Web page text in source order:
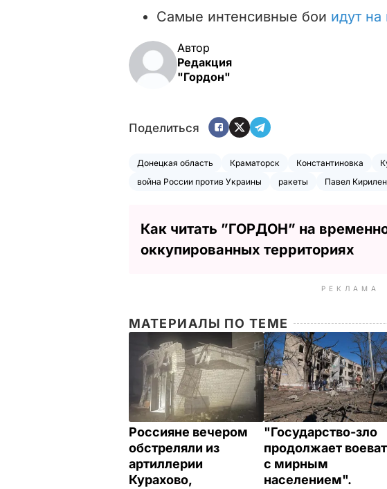
Самые интенсивные бои идут
Автор
Редакция
"Гордон"
Поделиться
Донецкая область Краматорск Константиновка
война России против Украины
ракеты Павел
Как читать ”ГОРДОН” на
оккупированных территориях
РЕКЛАМА
МАТЕРИАЛЫ ПО ТЕМЕ
Россияне вечером
обстреляли из
артиллерии
Курахово,
"Государство-зло
продолжает
с мирным
населением".